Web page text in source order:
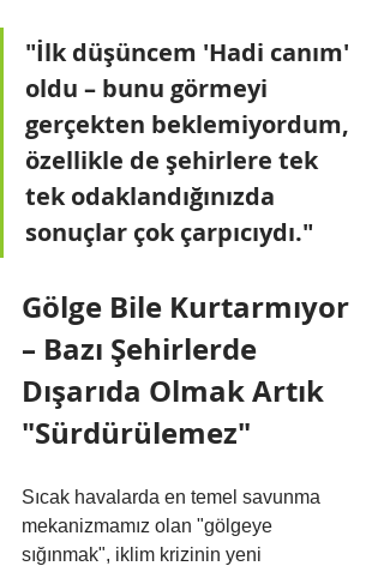
"İlk düşüncem 'Hadi canım'
oldu – bunu görmeyi
gerçekten beklemiyordum,
özellikle de şehirlere tek
tek odaklandığınızda
sonuçlar çok çarpıcıydı."
Gölge Bile Kurtarmıyor
– Bazı Şehirlerde
Dışarıda Olmak Artık
"Sürdürülemez"
Sıcak havalarda en temel savunma
mekanizmamız olan "gölgeye
sığınmak", iklim krizinin yeni